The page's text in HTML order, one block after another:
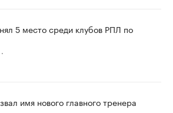
5 место среди клубов РПЛ по
имя нового главного тренера